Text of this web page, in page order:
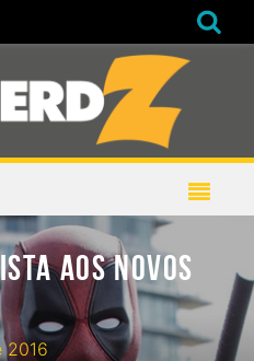
AOS NOVOS
2016